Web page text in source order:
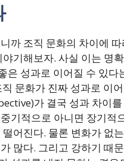
까 조직 문화의 차이에
기해보자. 사실 이는 명
은 성과로 이어질 수 있다
문화가 진짜 성과로 이
가 결국 성과 차이
기적으로 아니면 장기적
어진다. 물론 변화가 없
많다. 그리고 강하기 때